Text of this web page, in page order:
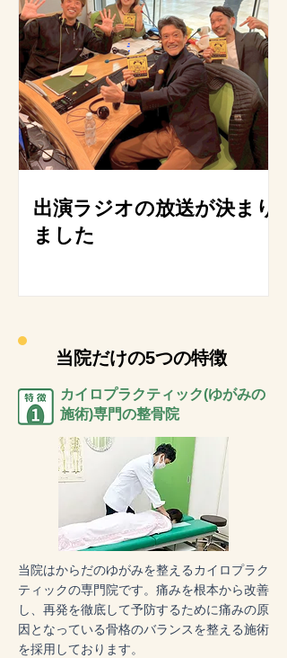
出演ラジオの放送が決まり
ました
当院だけの5つの特徴
カイロプラクティック(ゆがみの
施術)専門の整骨院
当院はからだのゆがみを整えるカイロプラク
ティックの専門院です。痛みを根本から改善
し、再発を徹底して予防するために痛みの原
因となっている骨格のバランスを整える施術
を採用しております。